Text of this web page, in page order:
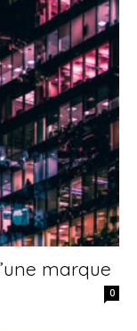
marque
0